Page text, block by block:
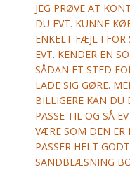
JEG PRØVE AT
DU EVT. KUNNE
ENKELT FÆJL I FOR
EVT. KENDER EN
SÅDAN ET STED
LADE SIG GØRE.
BILLIGERE KAN DU
PASSE TIL OG SÅ
VÆRE SOM DEN ER
PASSER HELT
SANDBLÆSNING